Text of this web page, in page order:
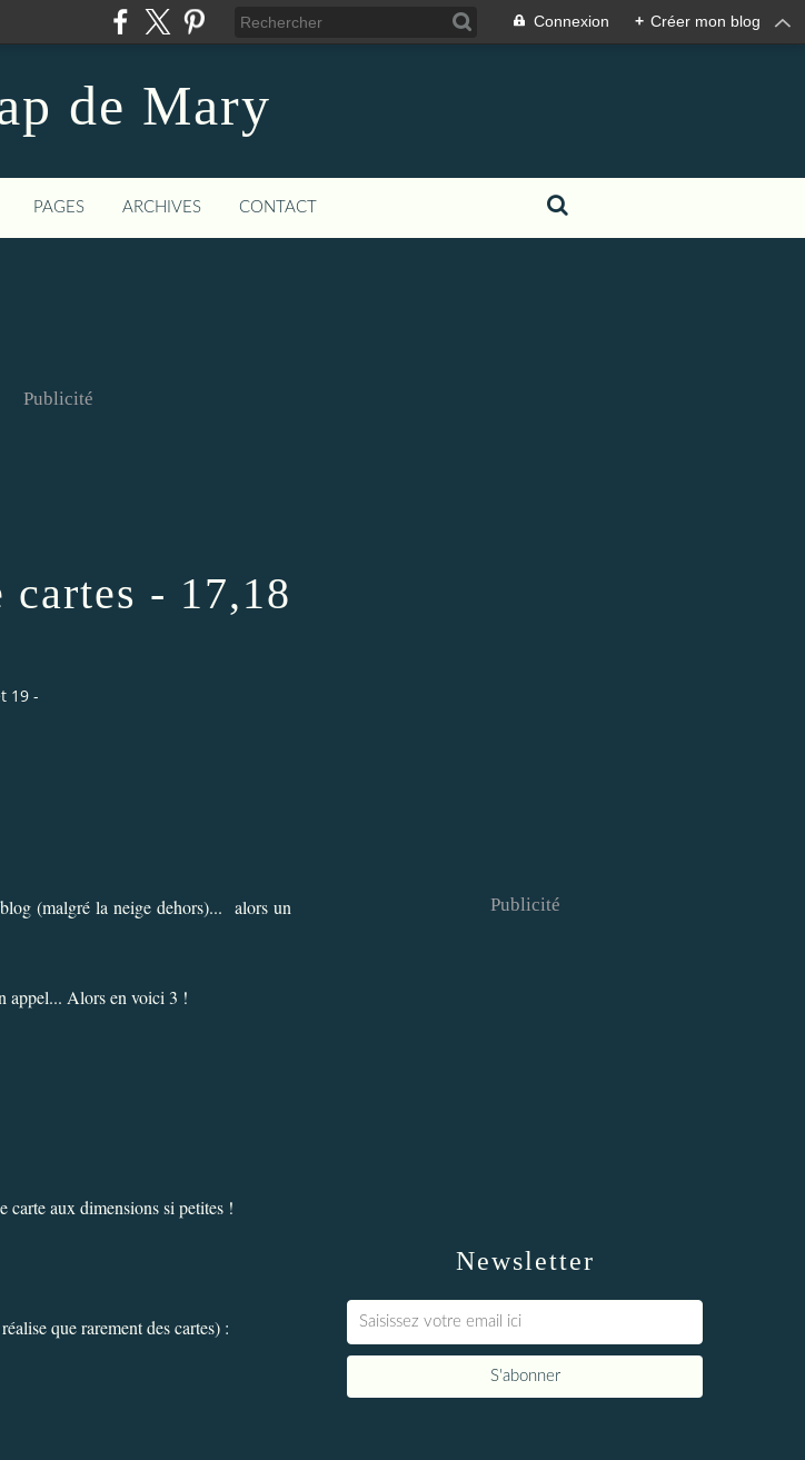
Connexion + Créer mon blog
de Mary
PAGES ARCHIVES CONTACT
Publicité
- 17,18
19 -
(malgré la neige dehors)... alors un
appel... Alors en voici 3 !
aux dimensions si petites !
que rarement des cartes) :
Newsletter
Publicité